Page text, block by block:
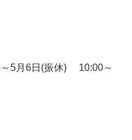
～5月6日(振休) 10:00～